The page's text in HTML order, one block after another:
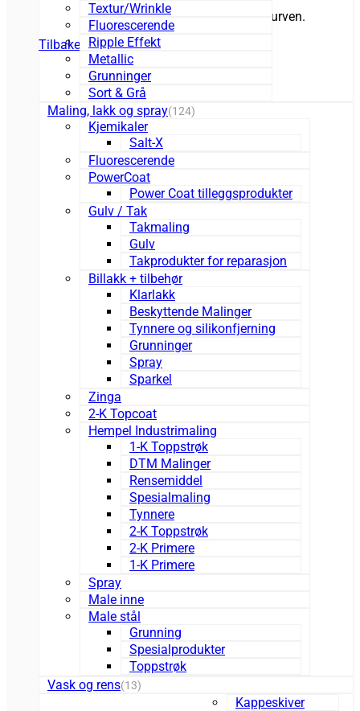
Du har ingen produkter i handlekurven.
Tilbake til butikken
Textur/Wrinkle
Fluorescerende
Ripple Effekt
Metallic
Grunninger
Sort & Grå
Maling, lakk og spray(124)
Kjemikaler
Salt-X
Fluorescerende
PowerCoat
Power Coat tilleggsprodukter
Gulv / Tak
Takmaling
Gulv
Takprodukter for reparasjon
Billakk + tilbehør
Klarlakk
Beskyttende Malinger
Tynnere og silikonfjerning
Grunninger
Spray
Sparkel
Zinga
2-K Topcoat
Hempel Industrimaling
1-K Toppstrøk
DTM Malinger
Rensemiddel
Spesialmaling
Tynnere
2-K Toppstrøk
2-K Primere
1-K Primere
Spray
Male inne
Male stål
Grunning
Spesialprodukter
Toppstrøk
Vask og rens(13)
Kappeskiver